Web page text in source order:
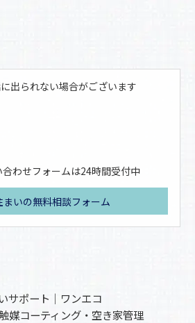
出られない場合がございます
合わせフォームは24時間受付中
まいの無料相談フォーム
サポート｜ワンエコ
媒コーティング・空き家管理